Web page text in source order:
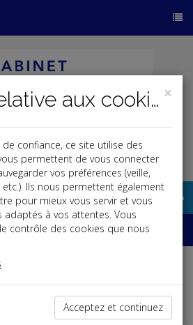
dépêches
×
Politique relative aux cookies
confiance, ce site utilise des
permettent de vous connecter
vos préférences (veille,
Ils nous permettent également
pour mieux vous servir et vous
adaptés à vos attentes. Vous
contrôle des cookies que nous
Acceptez et continuez